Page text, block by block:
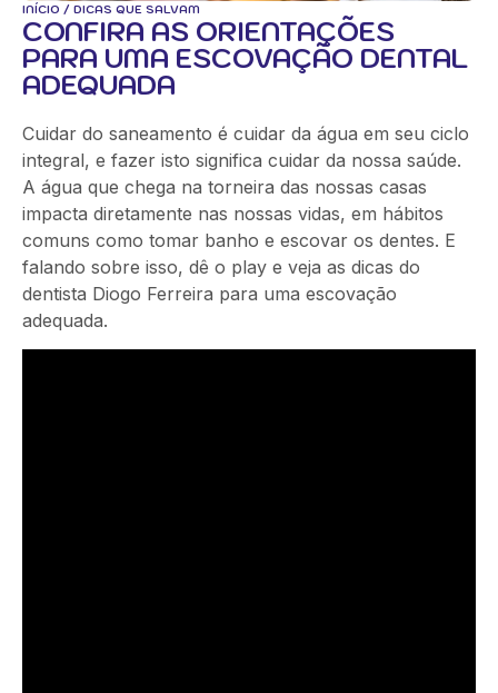
INÍCIO / DICAS QUE SALVAM
CONFIRA AS ORIENTAÇÕES
PARA UMA ESCOVAÇÃO DENTAL
ADEQUADA
Cuidar do saneamento é cuidar da água em seu ciclo
integral, e fazer isto significa cuidar da nossa saúde.
A água que chega na torneira das nossas casas
impacta diretamente nas nossas vidas, em hábitos
comuns como tomar banho e escovar os dentes. E
falando sobre isso, dê o play e veja as dicas do
dentista Diogo Ferreira para uma escovação
adequada.